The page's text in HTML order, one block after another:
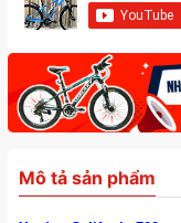
Mô tả sản phẩm